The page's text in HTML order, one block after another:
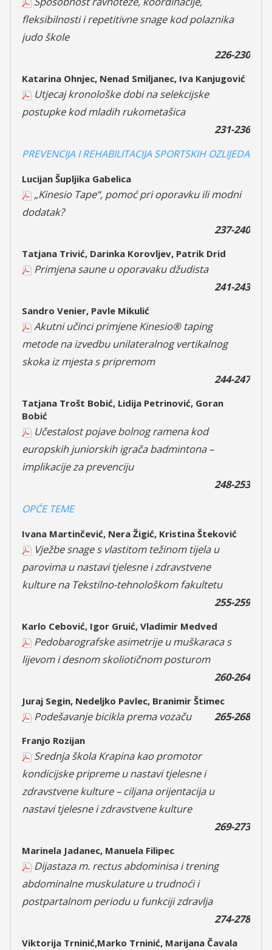
fleksibilnosti i repetitivne snage kod polaznika
judo škole
226-230
Katarina Ohnjec, Nenad Smiljanec, Iva Kanjugović
Utjecaj kronološke dobi na selekcijske
postupke kod mladih rukometašica
231-236
PREVENCIJA I REHABILITACIJA SPORTSKIH OZLIJEDA
Lucijan Šupljika Gabelica
„Kinesio Tape“, pomoć pri oporavku ili modni
dodatak?
237-240
Tatjana Trivić, Darinka Korovljev, Patrik Drid
Primjena saune u oporavaku džudista
241-243
Sandro Venier, Pavle Mikulić
Akutni učinci primjene Kinesio® taping
metode na izvedbu unilateralnog vertikalnog
skoka iz mjesta s pripremom
244-247
Tatjana Trošt Bobić, Lidija Petrinović, Goran
Bobić
Učestalost pojave bolnog ramena kod
europskih juniorskih igrača badmintona –
implikacije za prevenciju
248-253
OPĆE TEME
Ivana Martinčević, Nera Žigić, Kristina Šteković
Vježbe snage s vlastitom težinom tijela u
parovima u nastavi tjelesne i zdravstvene
kulture na Tekstilno-tehnološkom fakultetu
255-259
Karlo Cebović, Igor Gruić, Vladimir Medved
Pedobarografske asimetrije u muškaraca s
lijevom i desnom skoliotičnom posturom
260-264
Juraj Segin, Nedeljko Pavlec, Branimir Štimec
Podešavanje bicikla prema vozaču 265-268
Franjo Rozijan
Srednja škola Krapina kao promotor
kondicijske pripreme u nastavi tjelesne i
zdravstvene kulture – ciljana orijentacija u
nastavi tjelesne i zdravstvene kulture
269-273
Marinela Jadanec, Manuela Filipec
Dijastaza m. rectus abdominisa i trening
abdominalne muskulature u trudnoći i
postpartalnom periodu u funkciji zdravlja
274-278
Viktorija Trninić,Marko Trninić, Marijana Čavala